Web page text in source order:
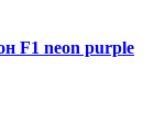
F1 neon purple